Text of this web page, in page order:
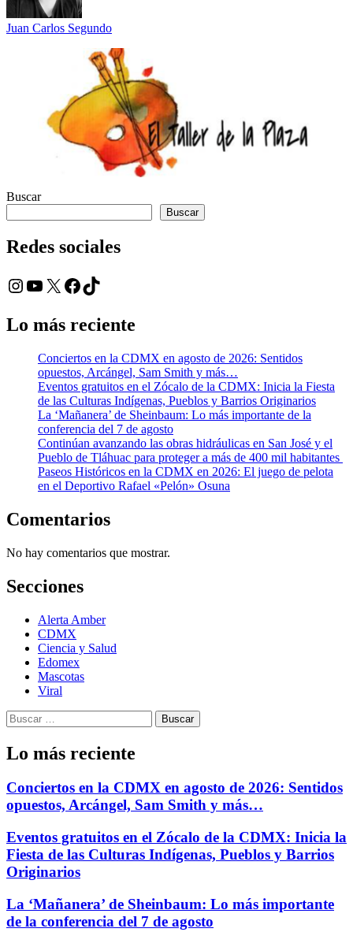
Juan Carlos Segundo
Buscar
Buscar
Redes sociales
Instagram
YouTube
X Facebook
TikTok
Lo más reciente
Conciertos en la CDMX en agosto de 2026: Sentidos
opuestos, Arcángel, Sam Smith y más…
Eventos gratuitos en el Zócalo de la CDMX: Inicia la Fiesta
de las Culturas Indígenas, Pueblos y Barrios Originarios
La ‘Mañanera’ de Sheinbaum: Lo más importante de la
conferencia del 7 de agosto
Continúan avanzando las obras hidráulicas en San José y el
Pueblo de Tláhuac para proteger a más de 400 mil habitantes
Paseos Históricos en la CDMX en 2026: El juego de pelota
en el Deportivo Rafael «Pelón» Osuna
Comentarios
No hay comentarios que mostrar.
Secciones
Alerta Amber
CDMX
Ciencia y Salud
Edomex
Mascotas
Viral
Buscar:
Lo más reciente
Conciertos en la CDMX en agosto de 2026: Sentidos
opuestos, Arcángel, Sam Smith y más…
Eventos gratuitos en el Zócalo de la CDMX: Inicia la
Fiesta de las Culturas Indígenas, Pueblos y Barrios
Originarios
La ‘Mañanera’ de Sheinbaum: Lo más importante
de la conferencia del 7 de agosto